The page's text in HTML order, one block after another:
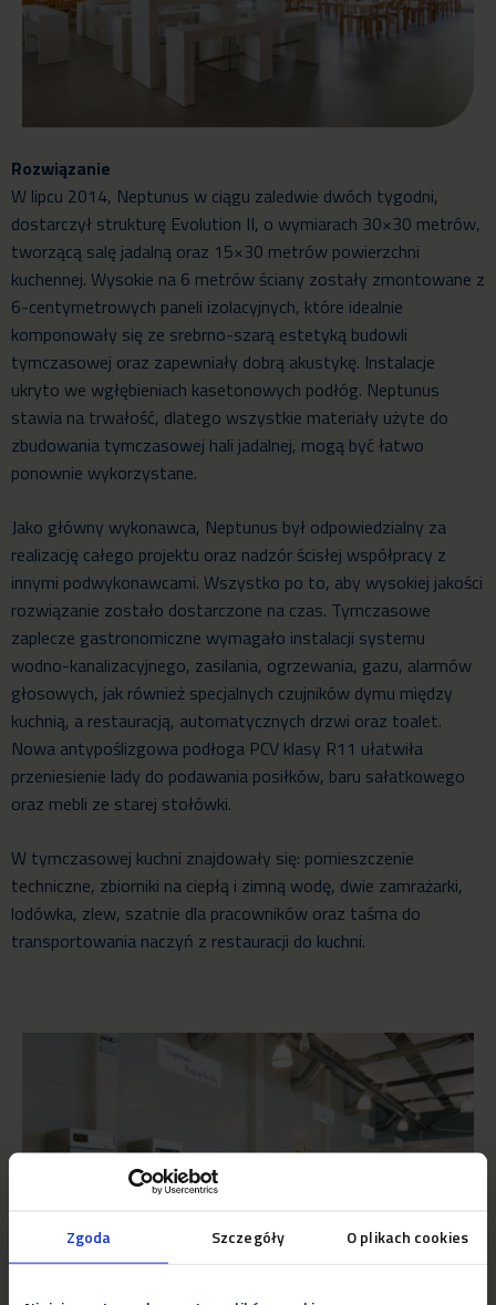
Zgoda Szczegóły O plikach cookies
Rozwiązanie
W lipcu 2014, Neptunus w ciągu zaledwie dwóch tygodni,
dostarczył strukturę Evolution II, o wymiarach 30×30 metrów,
tworzącą salę jadalną oraz 15×30 metrów powierzchni
kuchennej. Wysokie na 6 metrów ściany zostały zmontowane z
6-centymetrowych paneli izolacyjnych, które idealnie
komponowały się ze srebrno-szarą estetyką budowli
tymczasowej oraz zapewniały dobrą akustykę. Instalacje
ukryto we wgłębieniach kasetonowych podłóg. Neptunus
stawia na trwałość, dlatego wszystkie materiały użyte do
zbudowania tymczasowej hali jadalnej, mogą być łatwo
ponownie wykorzystane.
Jako główny wykonawca, Neptunus był odpowiedzialny za
realizację całego projektu oraz nadzór ścisłej współpracy z
innymi podwykonawcami. Wszystko po to, aby wysokiej jakości
rozwiązanie zostało dostarczone na czas. Tymczasowe
zaplecze gastronomiczne wymagało instalacji systemu
wodno-kanalizacyjnego, zasilania, ogrzewania, gazu, alarmów
głosowych, jak również specjalnych czujników dymu między
kuchnią, a restauracją, automatycznych drzwi oraz toalet.
Nowa antypoślizgowa podłoga PCV klasy R11 ułatwiła
przeniesienie lady do podawania posiłków, baru sałatkowego
oraz mebli ze starej stołówki.
W tymczasowej kuchni znajdowały się: pomieszczenie
techniczne, zbiorniki na ciepłą i zimną wodę, dwie zamrażarki,
lodówka, zlew, szatnie dla pracowników oraz taśma do
transportowania naczyń z restauracji do kuchni.